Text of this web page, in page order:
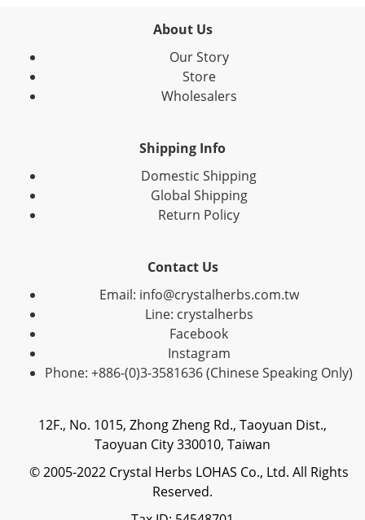
About Us
Our Story
Store
Wholesalers
Shipping Info
Domestic Shipping
Global Shipping
Return Policy
Contact Us
Email: info@crystalherbs.com.tw
Line: crystalherbs
Facebook
Instagram
Phone: +886-(0)3-3581636 (Chinese Speaking Only)
12F., No. 1015, Zhong Zheng Rd., Taoyuan Dist.,
Taoyuan City 330010, Taiwan
© 2005-2022 Crystal Herbs LOHAS Co., Ltd. All Rights
Reserved.